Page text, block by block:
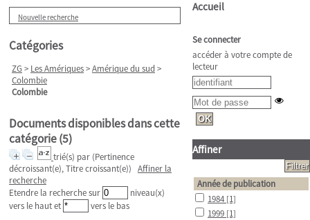
Nouvelle recherche
Catégories
ZG > Les Amériques>Amérique du sud >
Colombie
Colombie
Documents disponibles dans cette
catégorie (5)
trié(s) par (Pertinence
décroissant(e), Titre croissant(e)) Affiner la
recherche
Etendre la recherche sur
niveau(x)
vers le haut et
vers le bas
Accueil
Se connecter
accéder à votre compte de
lecteur
Affiner
Année de publication
1984 [1]
1999 [1]